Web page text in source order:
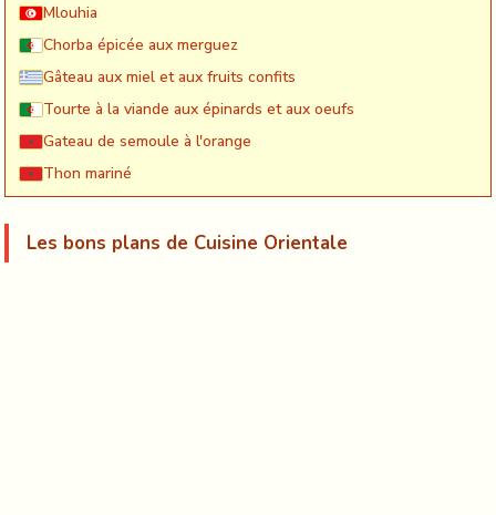
Mlouhia
Chorba épicée aux merguez
Gâteau aux miel et aux fruits confits
Tourte à la viande aux épinards et aux oeufs
Gateau de semoule à l'orange
Thon mariné
Les bons plans de Cuisine Orientale